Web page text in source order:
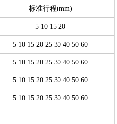
标准行程(mm)
5 10 15 20
5 10 15 20 25 30 40 50 60
5 10 15 20 25 30 40 50 60
5 10 15 20 25 30 40 50 60
5 10 15 20 25 30 40 50 60